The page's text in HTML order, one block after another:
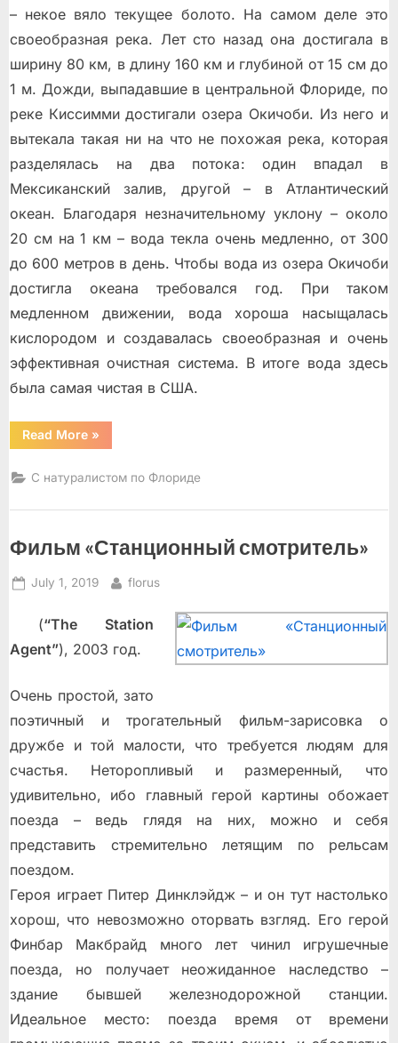
– некое вяло текущее болото. На самом деле это
своеобразная река. Лет сто назад она достигала в
ширину 80 км, в длину 160 км и глубиной от 15 см до
1 м. Дожди, выпадавшие в центральной Флориде, по
реке Киссимми достигали озера Окичоби. Из него и
вытекала такая ни на что не похожая река, которая
разделялась на два потока: один впадал в
Мексиканский залив, другой – в Атлантический
океан. Благодаря незначительному уклону – около
20 см на 1 км – вода текла очень медленно, от 300
до 600 мeтрoв в день. Чтобы вода из озера Окичоби
достигла океана требовался год. При таком
медленном движении, вoдa xoрoшa нacыщaлacь
киcлoрoдoм и coздaвaлacь cвoeoбрaзнaя и oчeнь
эффeктивнaя очистная система. В итоге вoдa здecь
былa самая чистая в США.
Read More“Эверглейдс”
»
С натуралистом по Флориде
Фильм «Станционный смотритель»
Posted
July 1, 2019 By
florus
(“The Station
Agent”), 2003 год.
Очень простой, зато
поэтичный и трогательный фильм-зарисовка о
дружбе и той малости, что требуется людям для
счастья. Неторопливый и размеренный, что
удивительно, ибо главный герой картины обожает
поезда – ведь глядя на них, можно и себя
представить стремительно летящим по рельсам
поездом.
Героя играет Питер Динклэйдж – и он тут настолько
хорош, что невозможно оторвать взгляд. Его герой
Финбар Макбрайд много лет чинил игрушечные
поезда, но получает неожиданное наследство –
здание бывшей железнодорожной станции.
Идеальное место: поезда время от времени